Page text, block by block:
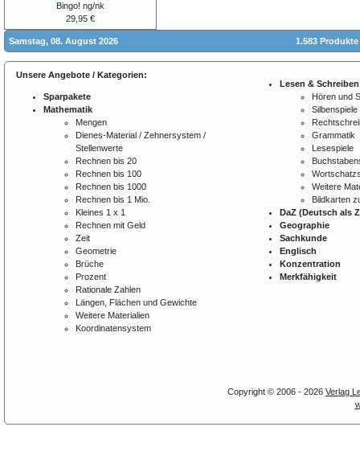
Bingo! ng/nk
29,95 €
Samstag, 08. August 2026 1.583
Unsere Angebote / Kategorien:
Sparpakete
Mathematik
Mengen
Dienes-Material / Zehnersystem /
Stellenwerte
Rechnen bis 20
Rechnen bis 100
Rechnen bis 1000
Rechnen bis 1 Mio.
Kleines 1 x 1
Rechnen mit Geld
Zeit
Geometrie
Brüche
Prozent
Rationale Zahlen
Längen, Flächen und Gewichte
Weitere Materialien
Koordinatensystem
Lesen & Schreiben
Hören und
Silbenspiele
Grammatik
Lesespiele
Weitere
Bildkarten
DaZ (Deutsch als
Geographie
Sachkunde
Englisch
Konzentration
Merkfähigkeit
Copyright © 2006 - 2026 Verlag